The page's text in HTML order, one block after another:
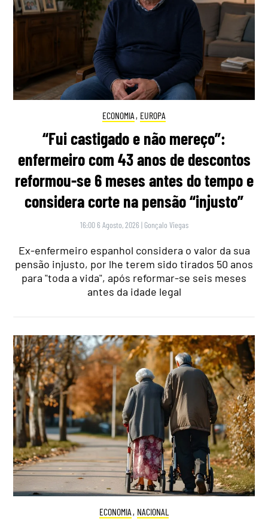
ECONOMIA , EUROPA
“Fui castigado e não mereço”:
enfermeiro com 43 anos de descontos
reformou-se 6 meses antes do tempo e
considera corte na pensão “injusto”
16:00 6 Agosto, 2026 | Gonçalo Viegas
Ex-enfermeiro espanhol considera o valor da sua
pensão injusto, por lhe terem sido tirados 50 anos
para "toda a vida", após reformar-se seis meses
antes da idade legal
ECONOMIA , NACIONAL